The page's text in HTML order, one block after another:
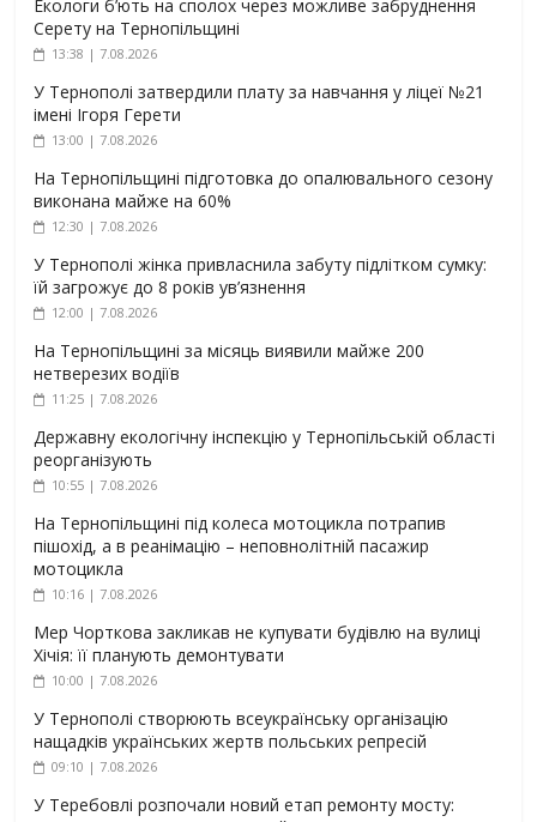
Екологи б’ють на сполох через можливе забруднення
Серету на Тернопільщині
13:38 | 7.08.2026
У Тернополі затвердили плату за навчання у ліцеї №21
імені Ігоря Герети
13:00 | 7.08.2026
На Тернопільщині підготовка до опалювального сезону
виконана майже на 60%
12:30 | 7.08.2026
У Тернополі жінка привласнила забуту підлітком сумку:
їй загрожує до 8 років ув’язнення
12:00 | 7.08.2026
На Тернопільщині за місяць виявили майже 200
нетверезих водіїв
11:25 | 7.08.2026
Державну екологічну інспекцію у Тернопільській області
реорганізують
10:55 | 7.08.2026
На Тернопільщині під колеса мотоцикла потрапив
пішохід, а в реанімацію – неповнолітній пасажир
мотоцикла
10:16 | 7.08.2026
Мер Чорткова закликав не купувати будівлю на вулиці
Хічія: її планують демонтувати
10:00 | 7.08.2026
У Тернополі створюють всеукраїнську організацію
нащадків українських жертв польських репресій
09:10 | 7.08.2026
У Теребовлі розпочали новий етап ремонту мосту: